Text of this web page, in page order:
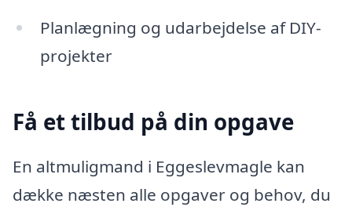
Planlægning og udarbejdelse af DIY-
projekter
Få et tilbud på din opgave
En altmuligmand i Eggeslevmagle kan
dække næsten alle opgaver og behov, du